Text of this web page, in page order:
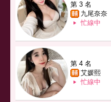
第 3 名
九尾奈奈
忙線中
第 4 名
艾媛熙
忙線中